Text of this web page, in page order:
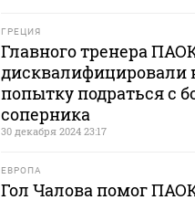
ГРЕЦИЯ
Главного тренера
дисквалифицировали
попытку подраться с
соперника
30 декабря 2024 23:17
ЕВРОПА
Гол Чалова помог